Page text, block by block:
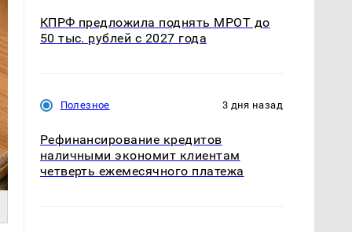
КПРФ предложила поднять МРОТ до
50 тыс. рублей с 2027 года
Полезное 3 дня назад
Рефинансирование кредитов
наличными экономит клиентам
четверть ежемесячного платежа